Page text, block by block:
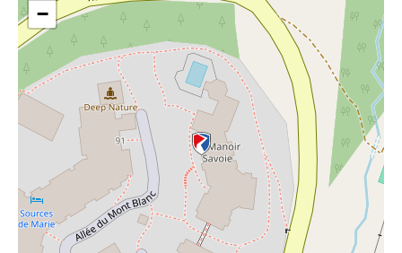
Une équipe à votre écoute
et des services pratiques
Notre équipe de professionnels de la montagne vous
accueille dans une atmosphère cosy et intimiste. Ils vous
conseilleront pour choisir un matériel adapté à votre
niveau et à vos envies. L’objectif est de vous proposer une
expérience agréable, rapide et sans souci, du retrait du
matériel jusqu’à la fin de votre séjour.
Pour améliorer encore plus votre séjour, plusieurs services
−